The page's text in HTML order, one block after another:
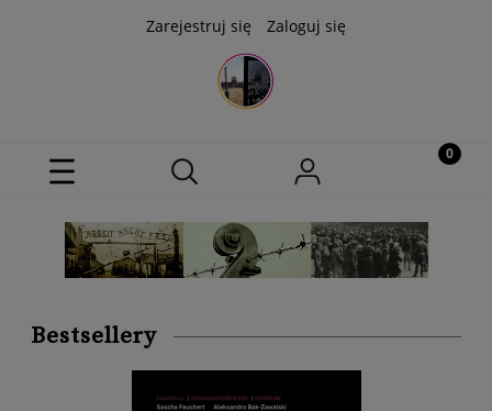
Zarejestruj się Zaloguj się
Bestsellery